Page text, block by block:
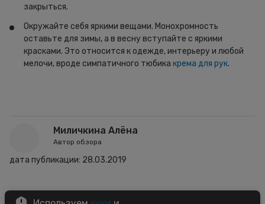
закрыться.
Окружайте себя яркими вещами. Монохромность
оставьте для зимы, а в весну вступайте с яркими
красками. Это относится к одежде, интерьеру и любой
мелочи, вроде симпатичного тюбика крема для рук.
Миличкина Алёна
Автор обзора
дата публикации: 28.03.2019